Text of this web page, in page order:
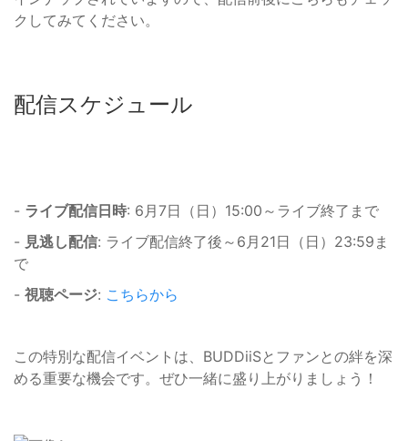
クしてみてください。
配信スケジュール
- ライブ配信日時: 6月7日（日）15:00～ライブ終了まで
- 見逃し配信: ライブ配信終了後～6月21日（日）23:59ま
で
- 視聴ページ: こちらから
この特別な配信イベントは、BUDDiiSとファンとの絆を深
める重要な機会です。ぜひ一緒に盛り上がりましょう！